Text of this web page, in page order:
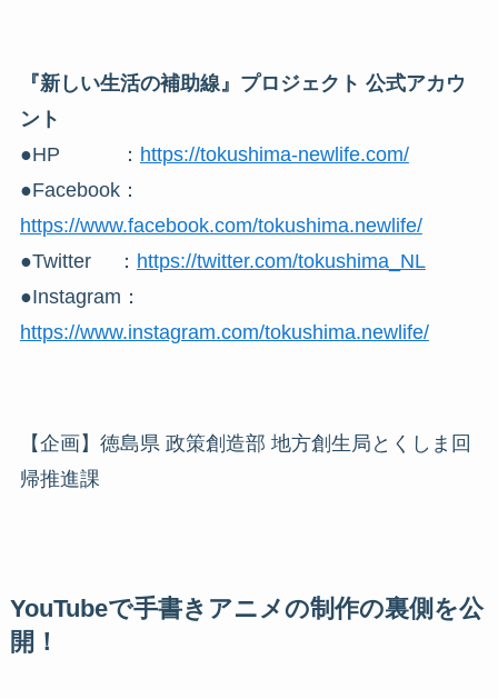
『新しい生活の補助線』プロジェクト 公式アカウ
ント
●HP ： https://tokushima-newlife.com/
●Facebook：
https://www.facebook.com/tokushima.newlife/
●Twitter ： https://twitter.com/tokushima_NL
●Instagram：
https://www.instagram.com/tokushima.newlife/
【企画】徳島県 政策創造部 地方創生局とくしま回
帰推進課
YouTubeで手書きアニメの制作の裏側を公
開！